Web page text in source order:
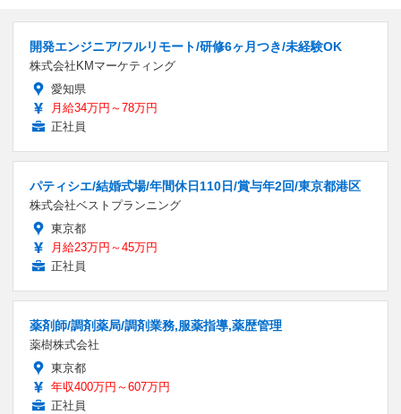
開発エンジニア/フルリモート/研修6ヶ月つき/未経験OK
株式会社KMマーケティング
愛知県
月給34万円～78万円
正社員
パティシエ/結婚式場/年間休日110日/賞与年2回/東京都港区
株式会社ベストプランニング
東京都
月給23万円～45万円
正社員
薬剤師/調剤薬局/調剤業務,服薬指導,薬歴管理
薬樹株式会社
東京都
年収400万円～607万円
正社員